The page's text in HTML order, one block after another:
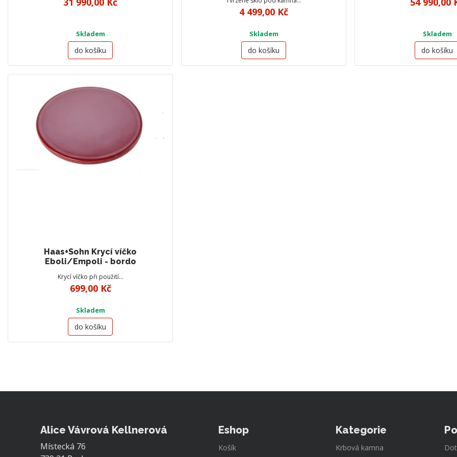
Skladem
do košíku
4 499,00 Kč
Skladem
do košíku
Skladem
do košíku
Haas+Sohn Krycí víčko
Eboli/Empoli - bordo
Krycí víčko při použití…
699,00 Kč
Skladem
do košíku
Alice Vávrová Kellnerová
Místecká 76
Eshop
Košík
Kategorie
Krbová kamna